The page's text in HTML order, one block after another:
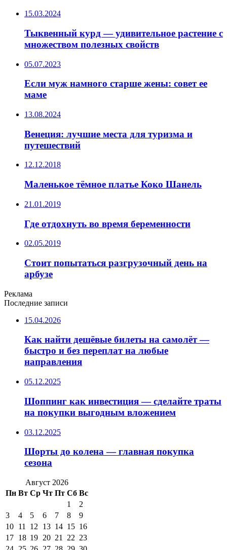
15.03.2024
Тыквенный курд — удивительное растение с
множеством полезных свойств
05.07.2023
Если муж намного старше жены: совет ее
маме
13.08.2024
Венеция: лучшие места для туризма и
путешествий
12.12.2018
Маленькое тёмное платье Коко Шанель
21.01.2019
Где отдохнуть во время беременности
02.05.2019
Стоит попытаться разгрузочный день на
арбузе
Реклама
Последние записи
15.04.2026
Как найти дешёвые билеты на самолёт —
быстро и без переплат на любые
направления
05.12.2025
Шоппинг как инвестиция — сделайте траты
на покупки выгодным вложением
03.12.2025
Шорты до колена — главная покупка
сезона
Август 2026
Пн Вт Ср Чт Пт Сб Вс
1
2
3
4 5 6 7 8
9
10 11 12 13 14 15 16
17 18 19 20 21 22 23